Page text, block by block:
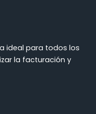
ideal para todos los
la facturación y